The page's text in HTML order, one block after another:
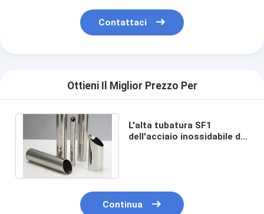
Contattaci
Ottieni Il Miglior Prezzo Per
L'alta tubatura SF1
dell'acciaio inossidabile di
Continua